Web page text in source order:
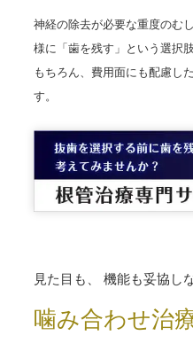
神経の除去が必要な重度のむ
様に「歯を残す」という選択
もちろん、費用面にも配慮し
す。
見た目も、 機能も妥協し
噛み合わせ治